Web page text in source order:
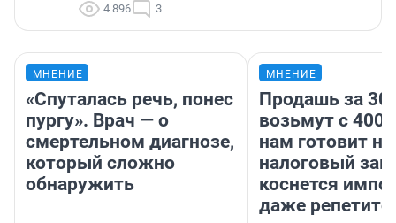
4 896 3
МНЕНИЕ
«Спуталась речь, понес
пургу». Врач — о
смертельном диагнозе,
который сложно
обнаружить
МНЕНИЕ
Продашь за
возьмут с
нам готовит
налоговый
коснется
даже